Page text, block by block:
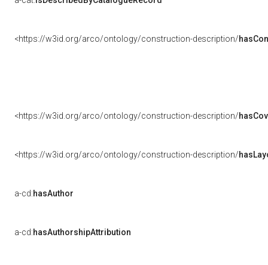
<https://w3id.org/arco/ontology/construction-description/
<https://w3id.org/arco/ontology/construction-description/
<https://w3id.org/arco/ontology/construction-description/
a-cd:hasAuthor
a-cd:hasAuthorshipAttribution